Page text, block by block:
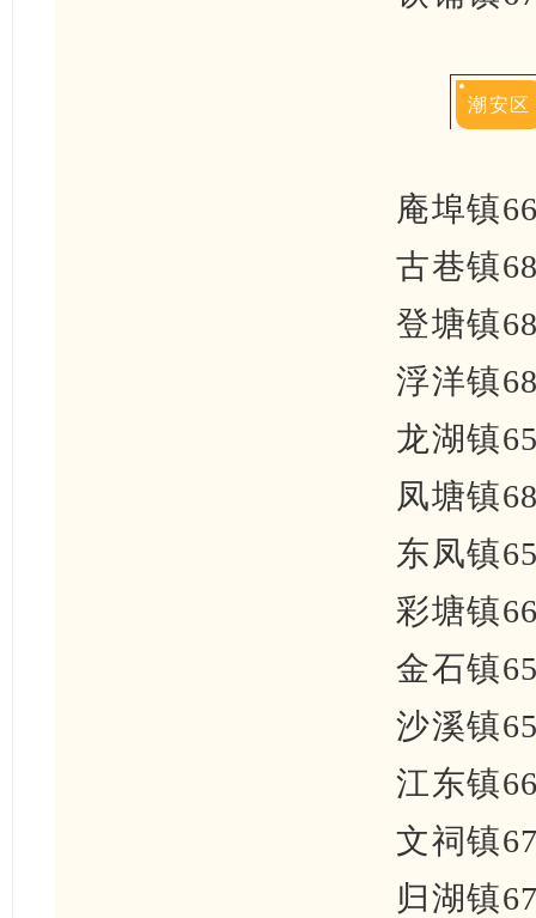
潮安区
庵埠镇
古巷镇
登塘镇
浮洋镇
龙湖镇
凤塘镇
东凤镇
彩塘镇
金石镇
沙溪镇
江东镇
文祠镇
归湖镇